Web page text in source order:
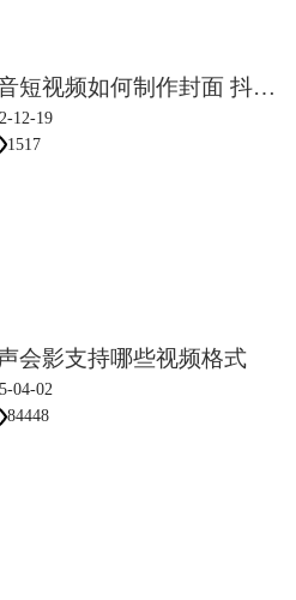
享页面，会声会影默认渲染格式为
的，选择完成后，点击开始，稍等一
抖音短视频如何制作封面 抖音短视频如何制作字幕
12-19
1517
会影支持哪些视频格式
04-02
84448